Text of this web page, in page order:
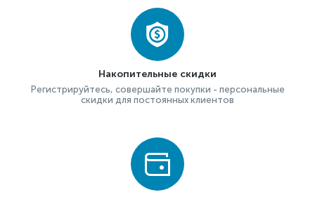
Накопительные скидки
Регистрируйтесь, совершайте покупки - персональные
скидки для постоянных клиентов